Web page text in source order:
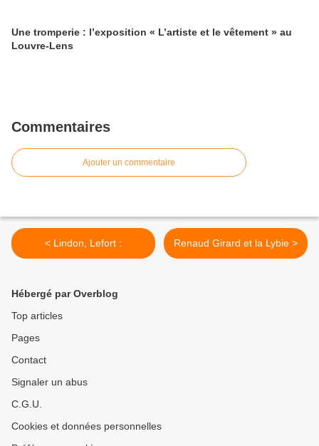
Une tromperie : l’exposition « L’artiste et le vêtement » au
Louvre-Lens
Commentaires
Ajouter un commentaire
< Lindon, Lefort : Renaud Girard et la Lybie >
Hébergé par Overblog
Top articles
Pages
Contact
Signaler un abus
C.G.U.
Cookies et données personnelles